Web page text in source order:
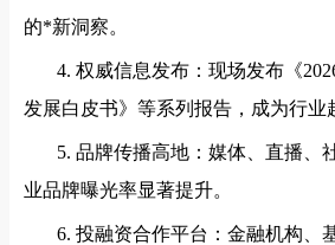
的*新洞察。
4. 权威信息发布：现场发布《
发展白皮书》等系列报告，成为行业
5. 品牌传播高地：媒体、直播、
业品牌曝光率显著提升。
6. 投融资合作平台：金融机构、